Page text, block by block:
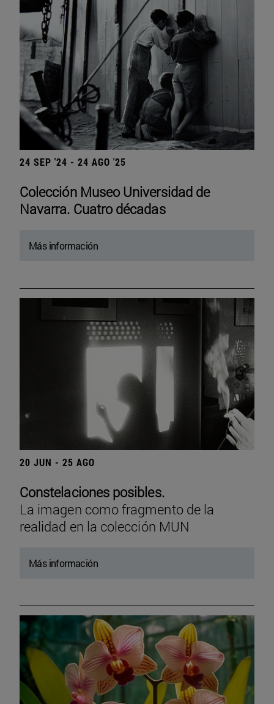
24 SEP '24 - 24 AGO '25
Colección Museo Universidad de
Navarra. Cuatro décadas
Más información
20 JUN - 25 AGO
Constelaciones posibles.
La imagen como fragmento de la
realidad en la colección MUN
Más información